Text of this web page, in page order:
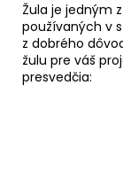
Žula je jedným
používaných v
z dobrého
žulu pre váš
presvedčia: